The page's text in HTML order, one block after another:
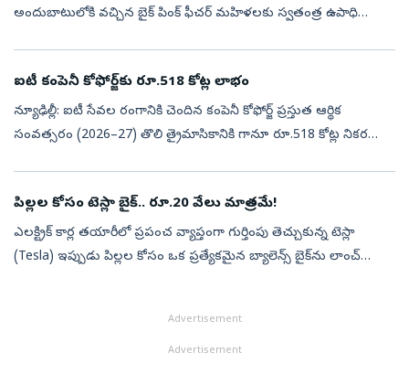
అందుబాటులోకి వచ్చిన బైక్‌ పింక్‌ ఫీచర్‌ మహిళలకు స్వతంత్ర ఉపాధి
ఐటీ కంపెనీ కోఫోర్జ్‌కు రూ.518 కోట్ల లాభం
న్యూఢిల్లీ: ఐటీ సేవల రంగానికి చెందిన కంపెనీ కోఫోర్జ్‌ ప్రస్తుత ఆర్థిక
సంవత్సరం (2026–27) తొలి త్రైమాసికానికి గానూ రూ.518 కోట్ల నికర
పిల్లల కోసం టెస్లా బైక్.. రూ.20 వేలు మాత్రమే!
ఎలక్ట్రిక్ కార్ల తయారీలో ప్రపంచ వ్యాప్తంగా గుర్తింపు తెచ్చుకున్న టెస్లా
(Tesla) ఇప్పుడు పిల్లల కోసం ఒక ప్రత్యేకమైన బ్యాలెన్స్ బైక్‌ను లాంచ్
Advertisement
Advertisement